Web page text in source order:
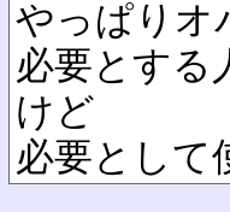
やっぱりオ
必要とする
けど
必要として